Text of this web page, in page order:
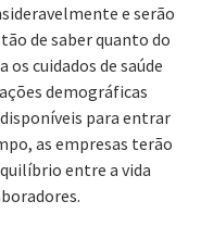
e serão
de saber quanto do
cuidados de saúde
demográficas
para entrar
as empresas terão
entre a vida